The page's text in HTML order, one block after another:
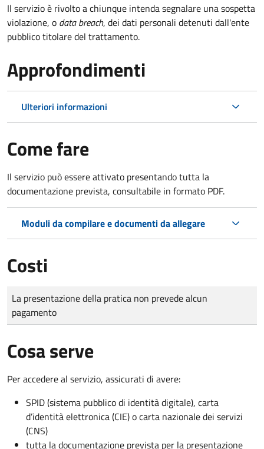
Il servizio è rivolto a chiunque intenda segnalare una sospetta
violazione, o data breach, dei dati personali detenuti dall'ente
pubblico titolare del trattamento.
Approfondimenti
Ulteriori informazioni
Come fare
Il servizio può essere attivato presentando tutta la
documentazione prevista, consultabile in formato PDF.
Moduli da compilare e documenti da allegare
Costi
Tipo di pagamento
Importo
La presentazione della pratica non prevede alcun
pagamento
Cosa serve
Per accedere al servizio, assicurati di avere:
SPID (sistema pubblico di identità digitale), carta
d’identità elettronica (CIE) o carta nazionale dei servizi
(CNS)
tutta la documentazione prevista per la presentazione